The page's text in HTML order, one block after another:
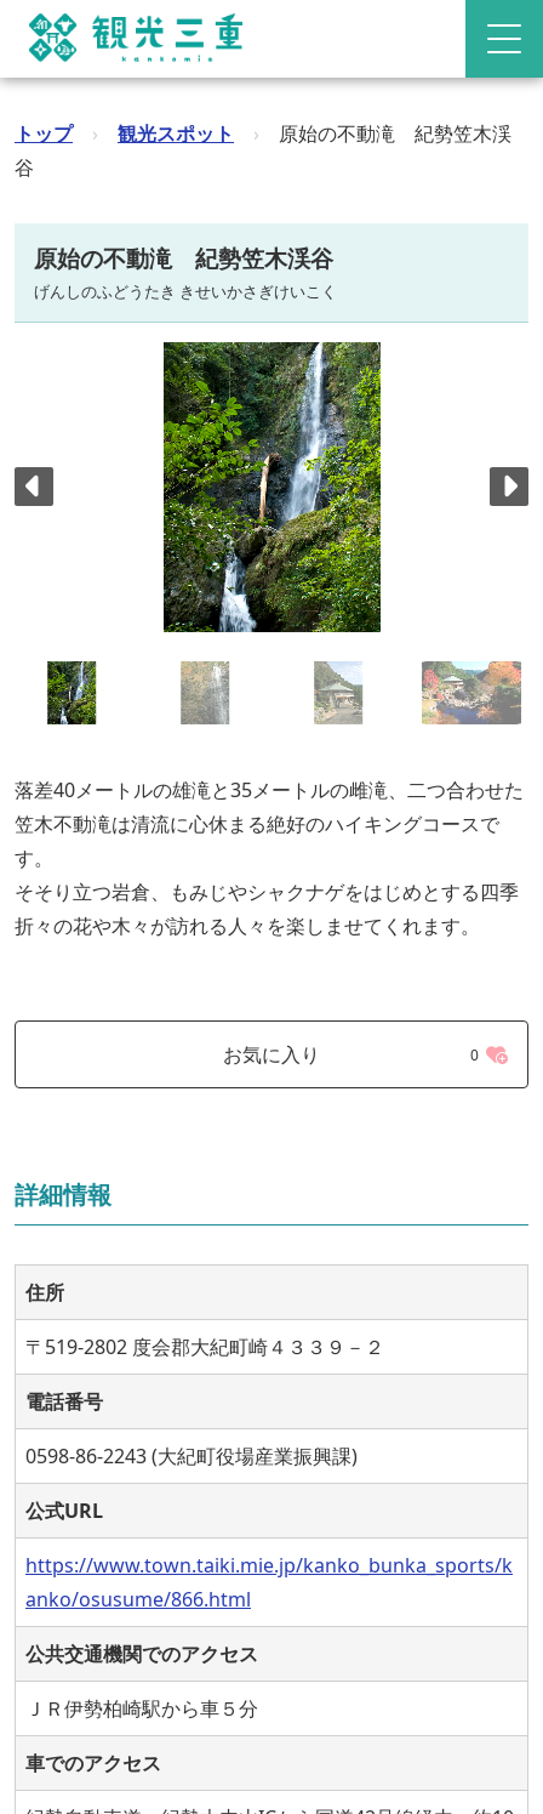
トップ › 観光スポット ›
原始の不動滝 紀勢笠木渓
谷
原始の不動滝 紀勢笠木渓谷
げんしのふどうたき きせいかさぎけいこく
落差40メートルの雄滝と35メートルの雌滝、二つ合わせた
笠木不動滝は清流に心休まる絶好のハイキングコースで
す。
そそり立つ岩倉、もみじやシャクナゲをはじめとする四季
折々の花や木々が訪れる人々を楽しませてくれます。
お気に入り 0
詳細情報
住所
〒519-2802 度会郡大紀町崎４３３９－２
電話番号
0598-86-2243 (大紀町役場産業振興課)
公式URL
https://www.town.taiki.mie.jp/kanko_bunka_sports/k
anko/osusume/866.html
公共交通機関でのアクセス
ＪＲ伊勢柏崎駅から車５分
車でのアクセス